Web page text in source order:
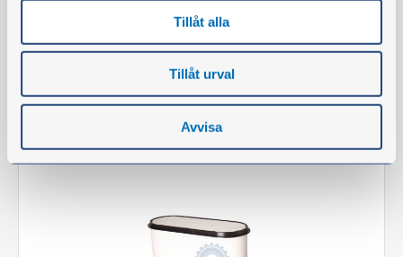
Tillåt alla
Tillåt urval
Avvisa
36,70 €
Osta